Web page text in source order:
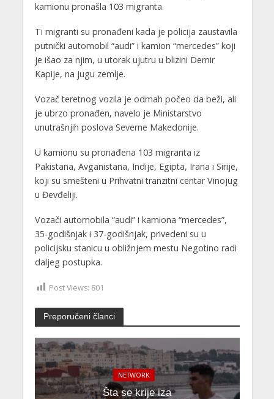
kamionu pronašla 103 migranta.
Ti migranti su pronađeni kada je policija zaustavila
putnički automobil “audi” i kamion “mercedes” koji
je išao za njim, u utorak ujutru u blizini Demir
Kapije, na jugu zemlje.
Vozač teretnog vozila je odmah počeo da beži, ali
je ubrzo pronađen, navelo je Ministarstvo
unutrašnjih poslova Severne Makedonije.
U kamionu su pronađena 103 migranta iz
Pakistana, Avganistana, Indije, Egipta, Irana i Sirije,
koji su smešteni u Prihvatni tranzitni centar Vinojug
u Đevđeliji.
Vozači automobila “audi” i kamiona “mercedes”,
35-godišnjak i 37-godišnjak, privedeni su u
policijsku stanicu u obližnjem mestu Negotino radi
daljeg postupka.
Post Views: 801
Preporučeni članci
NETWORK
Šta se krije iza